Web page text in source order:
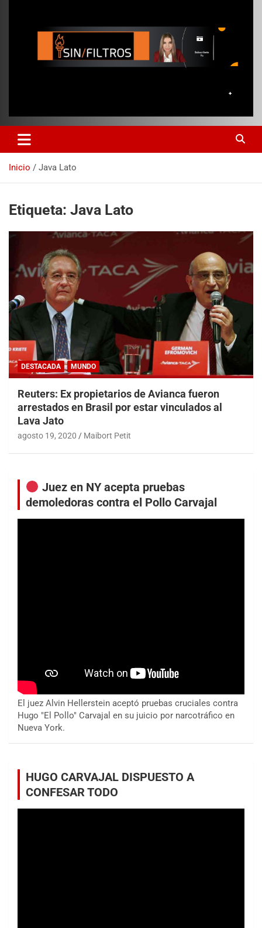
Inicio Java Lato
Etiqueta: Java Lato
DESTACADA MUNDO
Reuters: Ex propietarios de Avianca fueron
arrestados en Brasil por estar vinculados al
Lava Jato
agosto 19, 2020 Maibort Petit
Juez en NY acepta pruebas
demoledoras contra el Pollo Carvajal
El juez Alvin Hellerstein aceptó pruebas cruciales contra
Hugo "El Pollo" Carvajal en su juicio por narcotráfico en
Nueva York.
HUGO CARVAJAL DISPUESTO A
CONFESAR TODO